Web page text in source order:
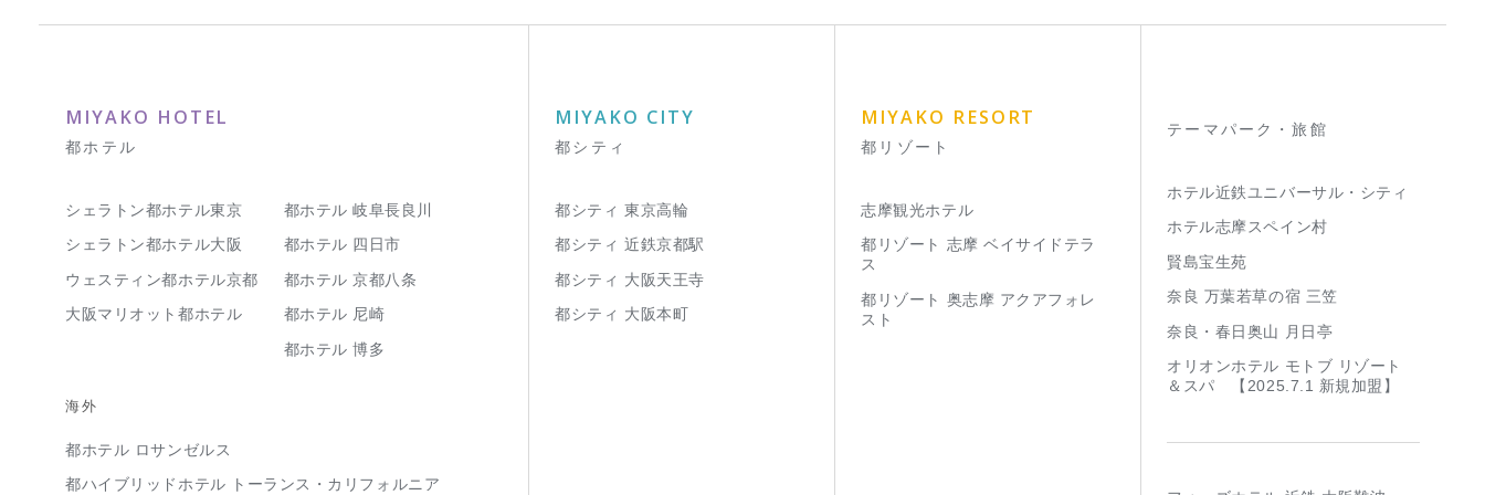
MIYAKO HOTEL
都ホテル
シェラトン都ホテル東京
シェラトン都ホテル大阪
ウェスティン都ホテル京都
大阪マリオット都ホテル
都ホテル 岐阜長良川
都ホテル 四日市
都ホテル 京都八条
都ホテル 尼崎
都ホテル 博多
海外
都ホテル ロサンゼルス
都ハイブリッドホテル トーランス・カリフォルニア
MIYAKO CITY
都シティ
都シティ 東京高輪
都シティ 近鉄京都駅
都シティ 大阪天王寺
都シティ 大阪本町
MIYAKO RESORT
都リゾート
志摩観光ホテル
都リゾート 志摩 ベイサイドテラ
ス
都リゾート 奥志摩 アクアフォレ
スト
テーマパーク・旅館
ホテル近鉄ユニバーサル・シティ
ホテル志摩スペイン村
賢島宝生苑
奈良 万葉若草の宿 三笠
奈良・春日奥山 月日亭
オリオンホテル モトブ リゾート
＆スパ 【2025.7.1 新規加盟】